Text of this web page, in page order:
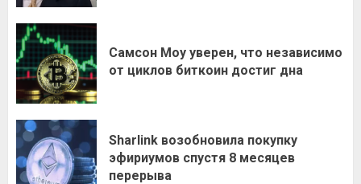
Самсон Моу уверен, что независимо
от циклов биткоин достиг дна
Sharlink возобновила покупку
эфириумов спустя 8 месяцев
перерыва